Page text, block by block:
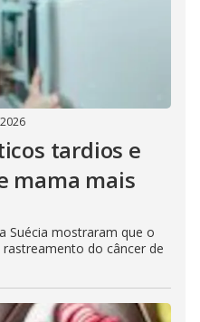
tardios e
mama mais
Suécia mostraram que o
do câncer de